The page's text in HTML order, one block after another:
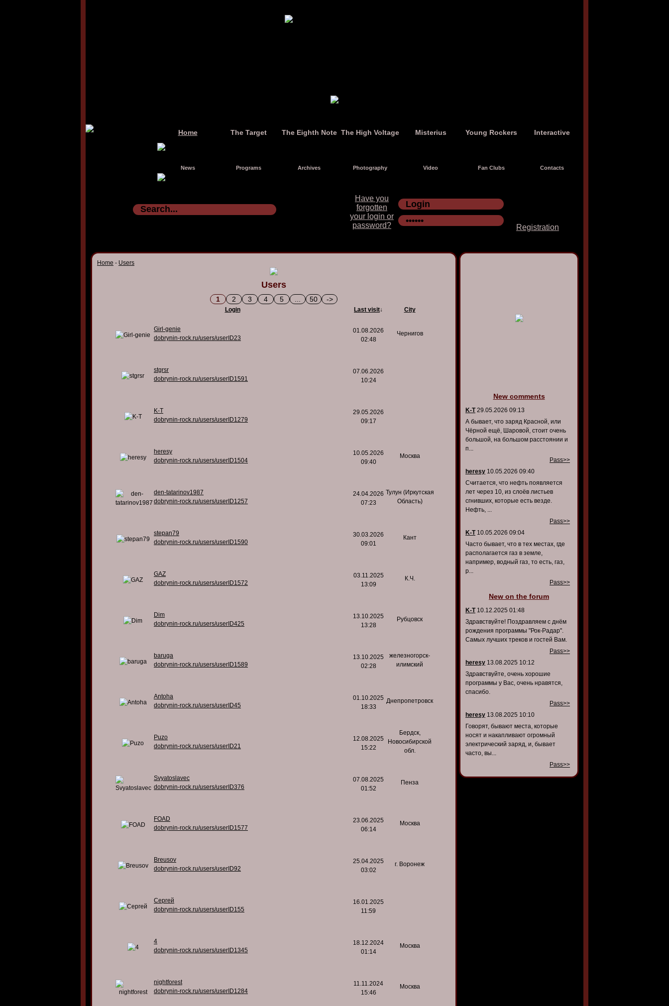
Home The Target The Eighth Note The High Voltage Misterius Young Rockers Interactive
News Programs Archives Photography Video Fan Clubs Contacts
Have you
forgotten
your login or
password?
Registration
Home - Users
Users
1 2 3 4 5 50 ->
Login Last visit↓ City
Girl-genie
dobrynin-rock.ru/users/userID23
01.08.2026
02:48
Чернигов
stgrsr
dobrynin-rock.ru/users/userID1591
07.06.2026
10:24
K-T
dobrynin-rock.ru/users/userID1279
29.05.2026
09:17
heresy
dobrynin-rock.ru/users/userID1504
10.05.2026
09:40
Москва
den-tatarinov1987
dobrynin-rock.ru/users/userID1257
24.04.2026
07:23
Тулун (Иркутская
Область)
stepan79
dobrynin-rock.ru/users/userID1590
30.03.2026
09:01
Кант
GAZ
dobrynin-rock.ru/users/userID1572
03.11.2025
13:09
К.Ч.
Dim
dobrynin-rock.ru/users/userID425
13.10.2025
13:28
Рубцовск
baruga
dobrynin-rock.ru/users/userID1589
13.10.2025
02:28
железногорск-
илимский
Antoha
dobrynin-rock.ru/users/userID45
01.10.2025
18:33
Днепропетровск
Puzo
dobrynin-rock.ru/users/userID21
12.08.2025
15:22
Бердск,
Новосибирской
обл.
Svyatoslavec
dobrynin-rock.ru/users/userID376
07.08.2025
01:52
Пенза
FOAD
dobrynin-rock.ru/users/userID1577
23.06.2025
06:14
Москва
Breusov
dobrynin-rock.ru/users/userID92
25.04.2025
03:02
г. Воронеж
Сергей
dobrynin-rock.ru/users/userID155
16.01.2025
11:59
4
dobrynin-rock.ru/users/userID1345
18.12.2024
01:14
Москва
nightforest
dobrynin-rock.ru/users/userID1284
11.11.2024
15:46
Москва
New comments
K-T29.05.2026 09:13
А бывает, что заряд Красной, или
Чёрной ещё, Шаровой, стоит очень
большой, на большом расстоянии и
п...
Pass>>
heresy 10.05.2026 09:40
Считается, что нефть появляется
лет через 10, из слоёв листьев
сгнивших, которые есть везде.
Нефть, ...
Pass>>
K-T10.05.2026 09:04
Часто бывает, что в тех местах, где
располагается газ в земле,
например, водный газ, то есть, газ,
р...
Pass>>
New on the forum
K-T10.12.2025 01:48
Здравствуйте! Поздравляем с днём
рождения программы "Рок-Радар".
Самых лучших треков и гостей Вам.
Pass>>
heresy 13.08.2025 10:12
Здравствуйте, очень хорошие
программы у Вас, очень нравятся,
спасибо.
Pass>>
heresy 13.08.2025 10:10
Говорят, бывают места, которые
носят и накапливают огромный
электрический заряд, и, бывает
часто, вы...
Pass>>